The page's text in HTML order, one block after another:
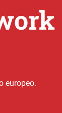
europeo.